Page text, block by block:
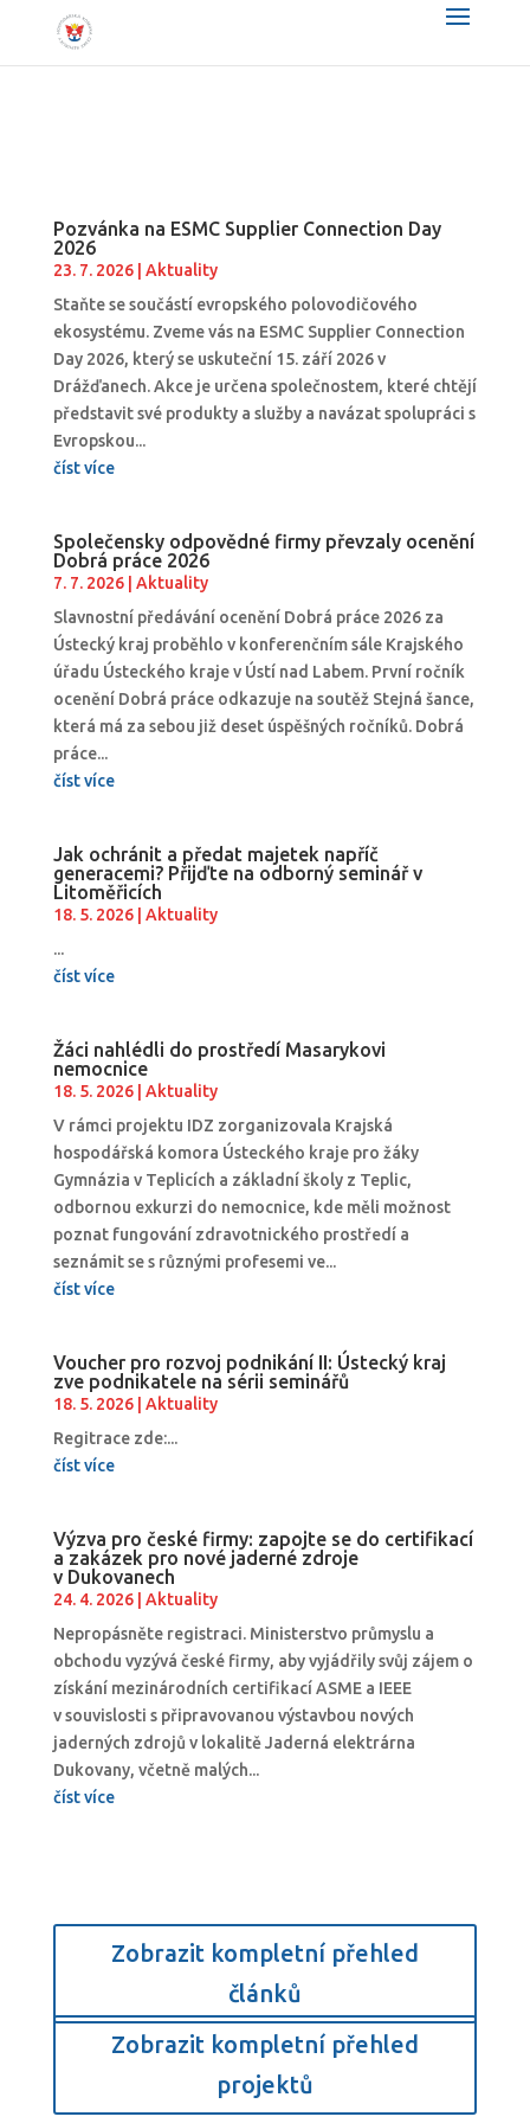
Pozvánka na ESMC Supplier Connection Day
2026
23. 7. 2026| Aktuality
Staňte se součástí evropského polovodičového
ekosystému. Zveme vás na ESMC Supplier Connection
Day 2026, který se uskuteční 15. září 2026 v
Drážďanech. Akce je určena společnostem, které chtějí
představit své produkty a služby a navázat spolupráci s
Evropskou...
číst více
Společensky odpovědné firmy převzaly ocenění
Dobrá práce 2026
7. 7. 2026| Aktuality
Slavnostní předávání ocenění Dobrá práce 2026 za
Ústecký kraj proběhlo v konferenčním sále Krajského
úřadu Ústeckého kraje v Ústí nad Labem. První ročník
ocenění Dobrá práce odkazuje na soutěž Stejná šance,
která má za sebou již deset úspěšných ročníků. Dobrá
práce...
číst více
Jak ochránit a předat majetek napříč
generacemi? Přijďte na odborný seminář v
Litoměřicích
18. 5. 2026| Aktuality
...
číst více
Žáci nahlédli do prostředí Masarykovi
nemocnice
18. 5. 2026| Aktuality
V rámci projektu IDZ zorganizovala Krajská
hospodářská komora Ústeckého kraje pro žáky
Gymnázia v Teplicích a základní školy z Teplic,
odbornou exkurzi do nemocnice, kde měli možnost
poznat fungování zdravotnického prostředí a
seznámit se s různými profesemi ve...
číst více
Voucher pro rozvoj podnikání II: Ústecký kraj
zve podnikatele na sérii seminářů
18. 5. 2026| Aktuality
Regitrace zde:...
číst více
Výzva pro české firmy: zapojte se do certifikací
a zakázek pro nové jaderné zdroje
v Dukovanech
24. 4. 2026| Aktuality
Nepropásněte registraci. Ministerstvo průmyslu a
obchodu vyzývá české firmy, aby vyjádřily svůj zájem o
získání mezinárodních certifikací ASME a IEEE
v souvislosti s připravovanou výstavbou nových
jaderných zdrojů v lokalitě Jaderná elektrárna
Dukovany, včetně malých...
číst více
Zobrazit kompletní přehled
článků
Zobrazit kompletní přehled
projektů